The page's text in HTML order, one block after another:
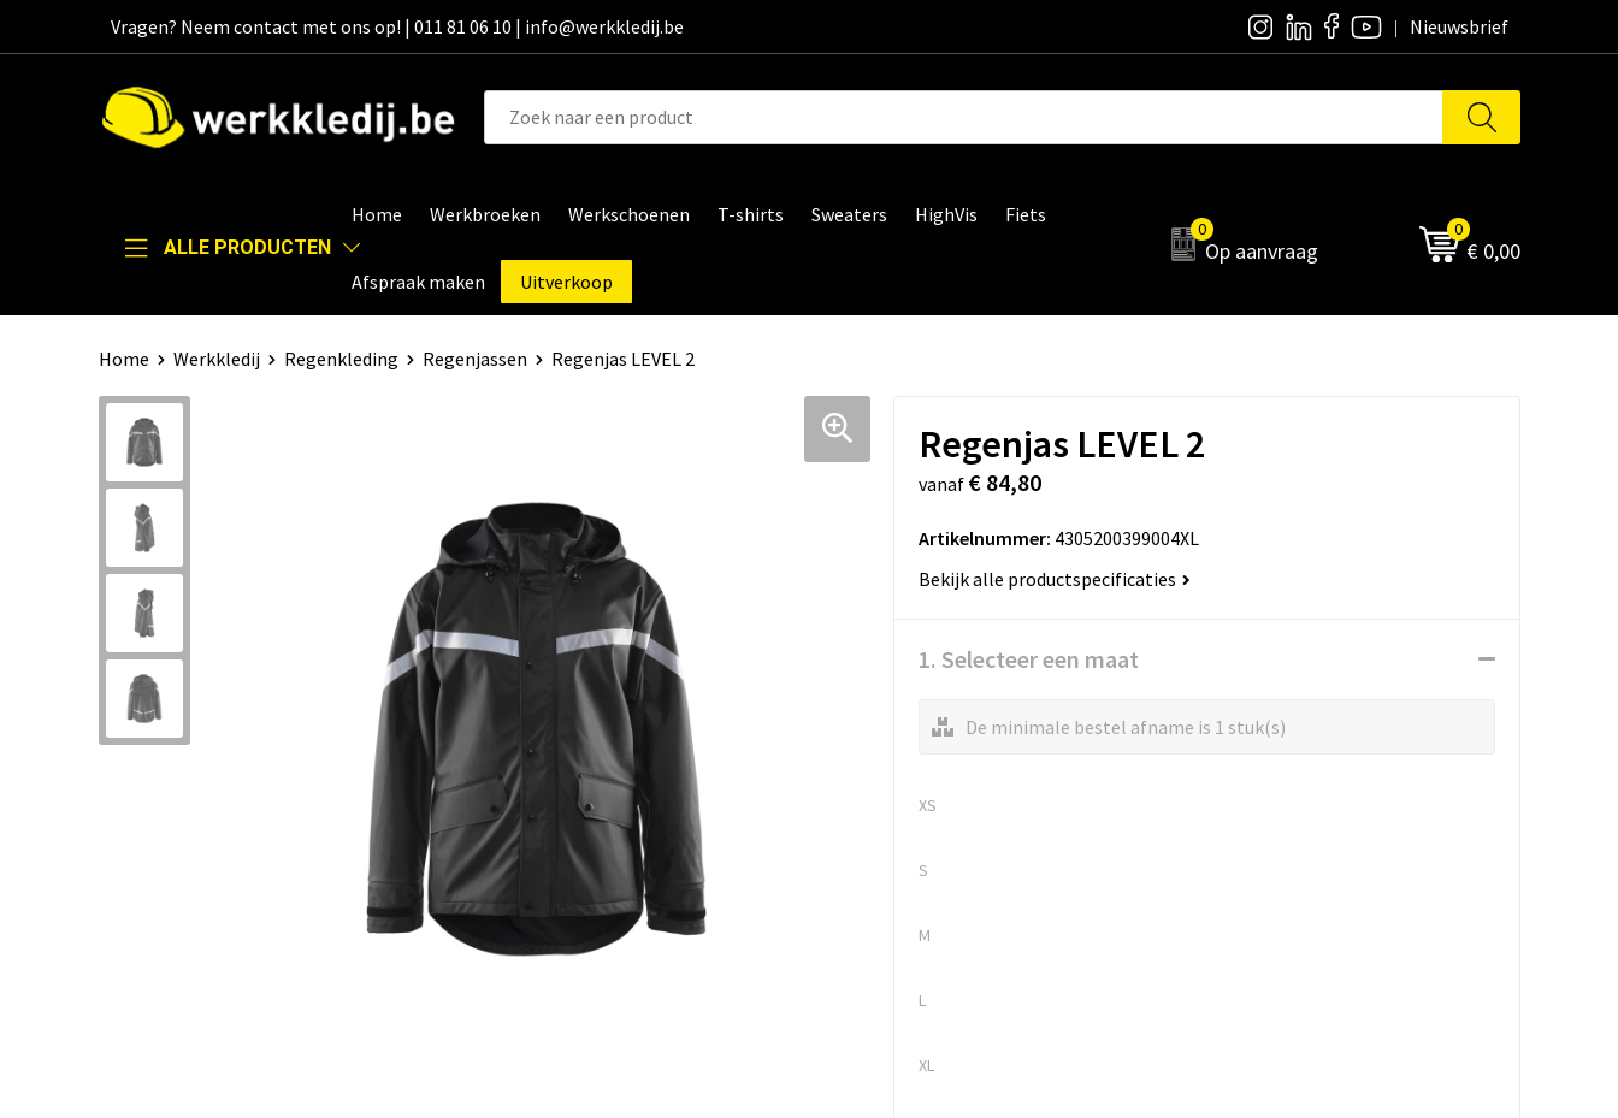
Vragen? Neem contact met ons op! | 011 81 06 10 | info@werkkledij.be Nieuwsbrief
ALLE PRODUCTEN
Home Werkbroeken Werkschoenen T-shirts Sweaters HighVis Fiets
Afspraak maken Uitverkoop
0
Op aanvraag
0
€ 0,00
Home Werkkledij Regenkleding Regenjassen Regenjas LEVEL 2
Regenjas LEVEL 2
vanaf € 84,80
Artikelnummer: 4305200399004XL
Bekijk alle productspecificaties
1. Selecteer een maat
De minimale bestel afname is 1 stuk(s)
XS
S
M
L
XL